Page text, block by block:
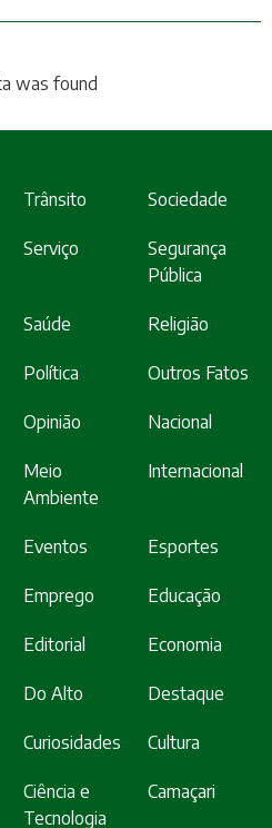
was found
Trânsito Sociedade
Serviço
Segurança
Pública
Saúde Religião
Política Outros Fatos
Opinião Nacional
Meio
Ambiente
Internacional
Eventos Esportes
Emprego Educação
Editorial Economia
Do Alto Destaque
Curiosidades Cultura
Ciência e
Tecnologia
Camaçari